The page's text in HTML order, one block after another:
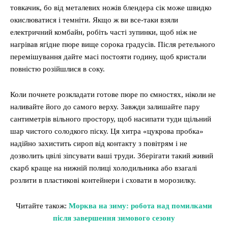
товкачик, бо від металевих ножів блендера сік може швидко
окислюватися і темніти. Якщо ж ви все-таки взяли
електричний комбайн, робіть часті зупинки, щоб ніж не
нагрівав ягідне пюре вище сорока градусів. Після ретельного
перемішування дайте масі постояти годину, щоб кристали
повністю розійшлися в соку.
Коли почнете розкладати готове пюре по ємностях, ніколи не
наливайте його до самого верху. Завжди залишайте пару
сантиметрів вільного простору, щоб насипати туди щільний
шар чистого солодкого піску. Ця хитра «цукрова пробка»
надійно захистить сироп від контакту з повітрям і не
дозволить цвілі зіпсувати ваші труди. Зберігати такий живий
скарб краще на нижній полиці холодильника або взагалі
розлити в пластикові контейнери і сховати в морозилку.
Читайте також: Морква на зиму: робота над помилками
після завершення зимового сезону